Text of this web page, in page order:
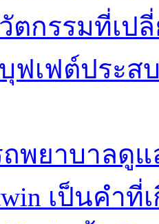
กรรมที่เป
บุฟเฟต์ประ
ถพยาบาลดู
เป็นคำที่